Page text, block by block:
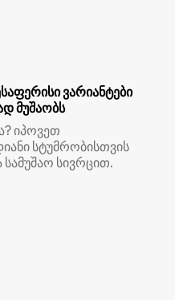
ვარიანტები
მუშაობს
იპოვეთ
სტუმრობისთვის
სივრცით.